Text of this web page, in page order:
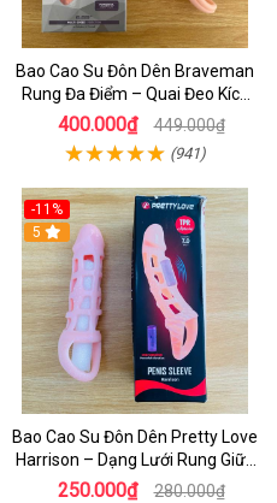
Bao Cao Su Đôn Dên Braveman
Rung Đa Điểm – Quai Đeo Kích
Thích Âm Vật Và Hậu Môn
400.000₫ 449.000₫
(941)
-11%
5
Bao Cao Su Đôn Dên Pretty Love
Harrison – Dạng Lưới Rung Giữa
Cực Phê
250.000₫ 280.000₫